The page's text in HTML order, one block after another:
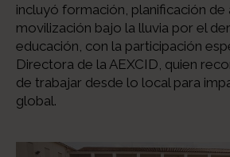
incluyó formación, planificación de
movilización bajo la lluvia por el
educación, con la participación
Directora de la AEXCID, quien
de trabajar desde lo local para
global.